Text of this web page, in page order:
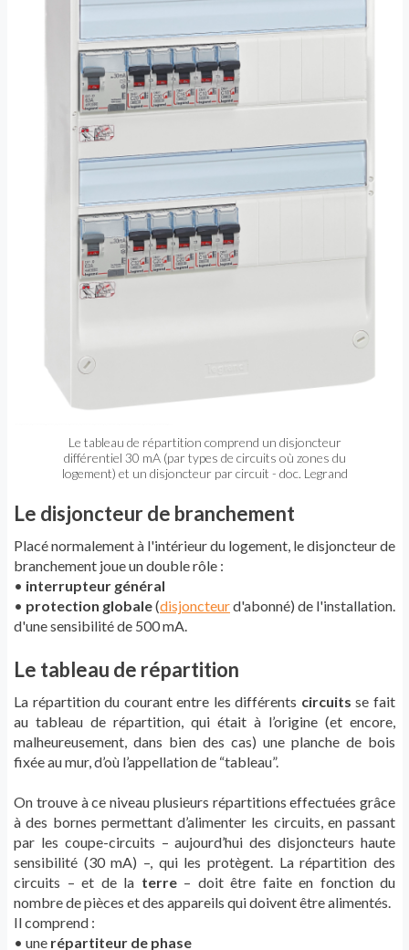
Le tableau de répartition comprend un disjoncteur
différentiel 30 mA (par types de circuits où zones du
logement) et un disjoncteur par circuit - doc. Legrand
Le disjoncteur de branchement
Placé normalement à l'intérieur du logement, le disjoncteur de
branchement joue un double rôle :
• interrupteur général
• protection globale(disjoncteurd'abonné) de l'installation.
d'une sensibilité de 500 mA.
Le tableau de répartition
La répartition du courant entre les différents circuits se fait
au tableau de répartition, qui était à l’origine (et encore,
malheureusement, dans bien des cas) une planche de bois
fixée au mur, d’où l’appellation de “tableau”.
On trouve à ce niveau plusieurs répartitions effectuées grâce
à des bornes permettant d’alimenter les circuits, en passant
par les coupe-circuits – aujourd’hui des disjoncteurs haute
sensibilité (30 mA) –, qui les protègent. La répartition des
circuits – et de la terre– doit être faite en fonction du
nombre de pièces et des appareils qui doivent être alimentés.
Il comprend :
• une répartiteur de phase